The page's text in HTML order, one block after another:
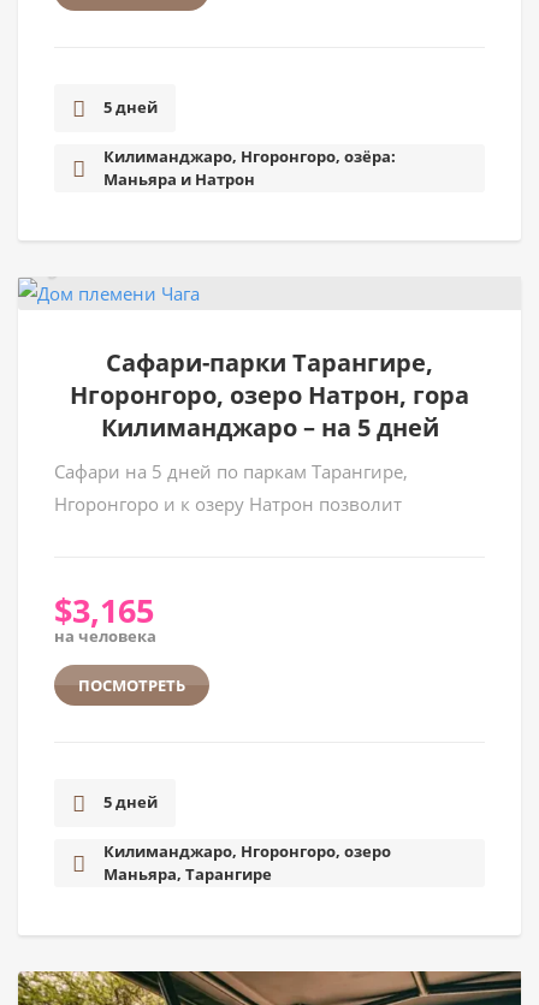
5 дней
Килиманджаро, Нгоронгоро, озёра:
Маньяра и Натрон
Cафари-парки Тарангире,
Нгоронгоро, озеро Натрон, гора
Килиманджаро – на 5 дней
Сафари на 5 дней по паркам Тарангире,
Нгоронгоро и к озеру Натрон позволит
$3,165
на человека
ПОСМОТРЕТЬ
5 дней
Килиманджаро, Нгоронгоро, озеро
Маньяра, Тарангире